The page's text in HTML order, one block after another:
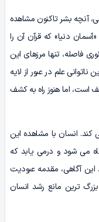
آنچه بشر تاکنون مشاهده
دنیا» که قرآن آن را
فاصله، تنها مرزهای این
علم در عبور از لایه
است، اما هنوز راه به کشف
انسان با مشاهده این
می شود و درمی یابد که
این آگاهی، مقدمه عبودیت
ترین مانع رشد انسان